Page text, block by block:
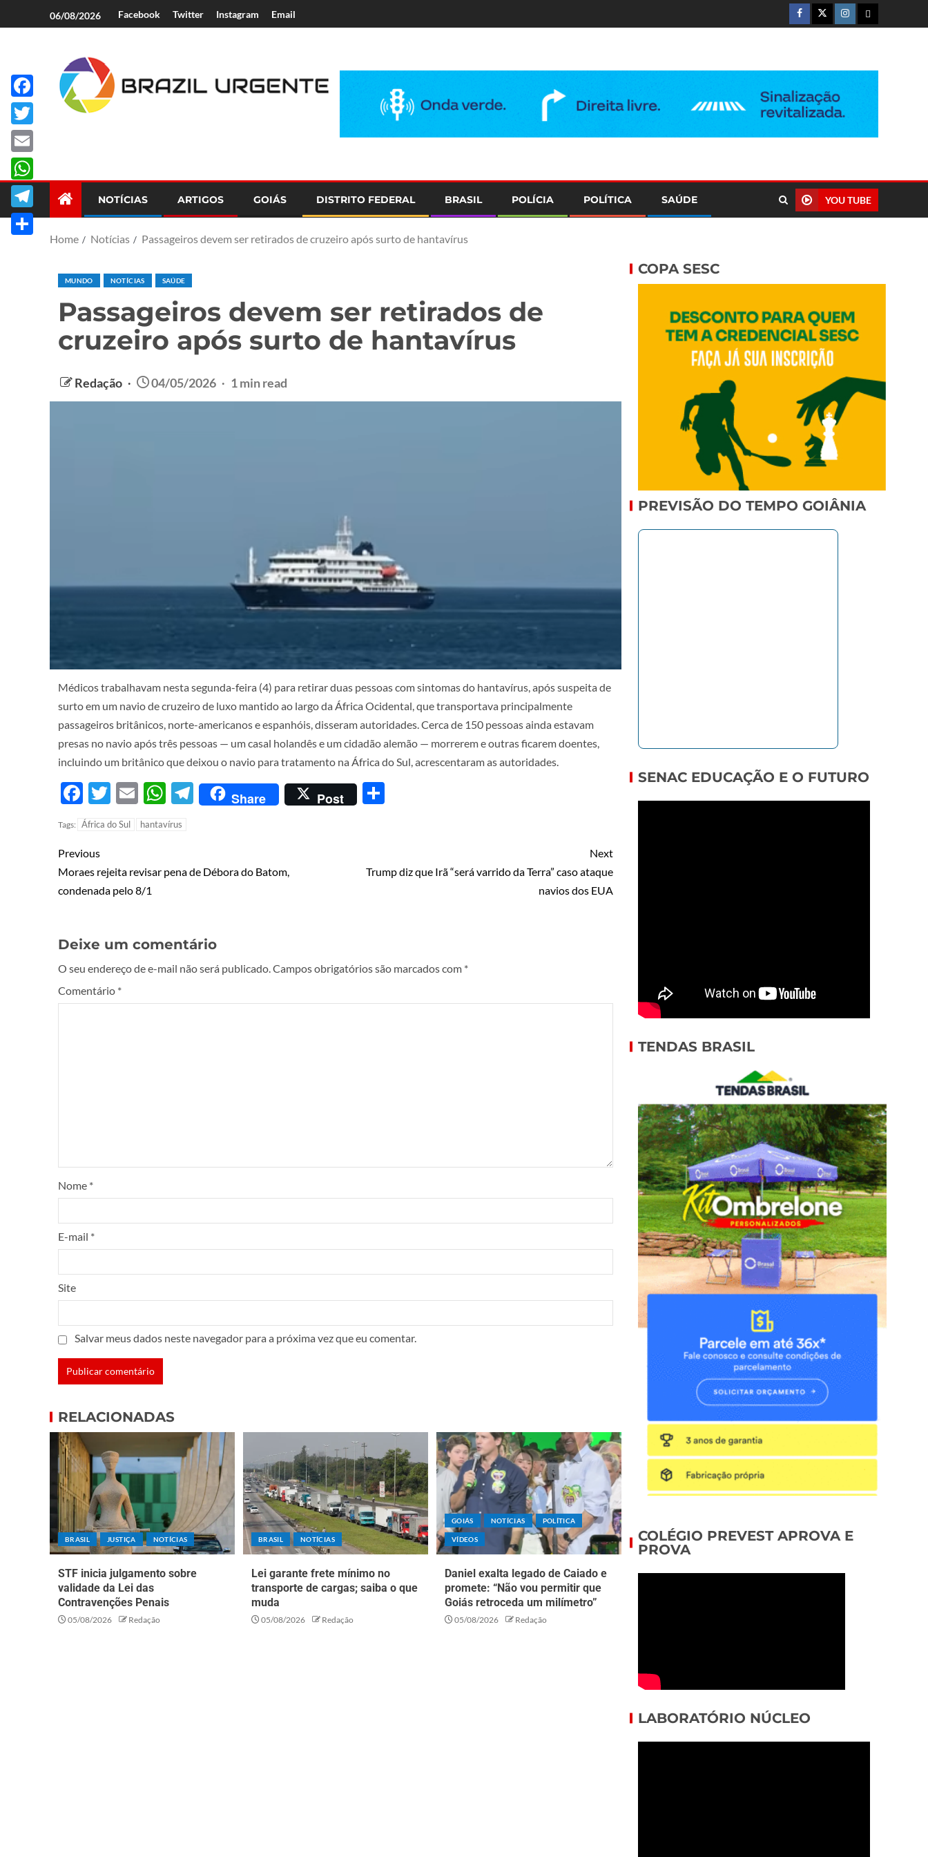
06/08/2026 Facebook Twitter Instagram Email
NOTÍCIAS ARTIGOS GOIÁS DISTRITO FEDERAL BRASIL POLÍCIA POLÍTICA SAÚDE YOU TUBE
Home Notícias Passageiros devem ser retirados de cruzeiro após surto de hantavírus
MUNDO NOTÍCIAS SAÚDE
Passageiros devem ser retirados de
cruzeiro após surto de hantavírus
Redação 04/05/2026 1 min read
Médicos trabalhavam nesta segunda-feira (4) para retirar duas pessoas com sintomas do hantavírus, após suspeita de
surto em um navio de cruzeiro de luxo mantido ao largo da África Ocidental, que transportava principalmente
passageiros britânicos, norte-americanos e espanhóis, disseram autoridades. Cerca de 150 pessoas ainda estavam
presas no navio após três pessoas — um casal holandês e um cidadão alemão — morrerem e outras ficarem doentes,
incluindo um britânico que deixou o navio para tratamento na África do Sul, acrescentaram as autoridades.
Facebook
Twitter
EmailWhatsApp
Telegram
Share Post
Tags: África do Sul hantavírus
Previous
Moraes rejeita revisar pena de Débora do Batom,
condenada pelo 8/1
Next
Trump diz que Irã “será varrido da Terra” caso ataque
navios dos EUA
Deixe um comentário
O seu endereço de e-mail não será publicado.Campos obrigatórios são marcados com *
Comentário *
Nome *
E-mail *
Site
Salvar meus dados neste navegador para a próxima vez que eu comentar.
RELACIONADAS
BRASIL JUSTIÇA NOTÍCIAS
STF inicia julgamento sobre
validade da Lei das
Contravenções Penais
05/08/2026 Redação
BRASIL NOTÍCIAS
Lei garante frete mínimo no
transporte de cargas; saiba o que
muda
05/08/2026 Redação
GOIÁS NOTÍCIAS POLÍTICA
VÍDEOS
Daniel exalta legado de Caiado e
promete: “Não vou permitir que
Goiás retroceda um milímetro”
05/08/2026 Redação
Facebook
Twitter
Email
WhatsApp
Telegram
COPA SESC
PREVISÃO DO TEMPO GOIÂNIA
SENAC EDUCAÇÃO E O FUTURO
TENDAS BRASIL
COLÉGIO PREVEST APROVA E
PROVA
LABORATÓRIO NÚCLEO